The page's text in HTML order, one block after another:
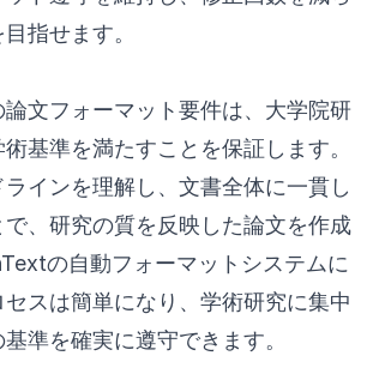
指せます。
文フォーマット要件は、大学院研
基準を満たすことを保証します。
インを理解し、文書全体に一貫し
、研究の質を反映した論文を作成
の自動フォーマットシステムに
スは簡単になり、学術研究に集中
準を確実に遵守できます。